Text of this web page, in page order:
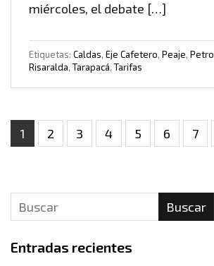
miércoles, el debate […]
Etiquetas: Caldas, Eje Cafetero, Peaje, Petro
Risaralda, Tarapacá, Tarifas
1 2 3 4 5 6 7
Buscar
Entradas recientes